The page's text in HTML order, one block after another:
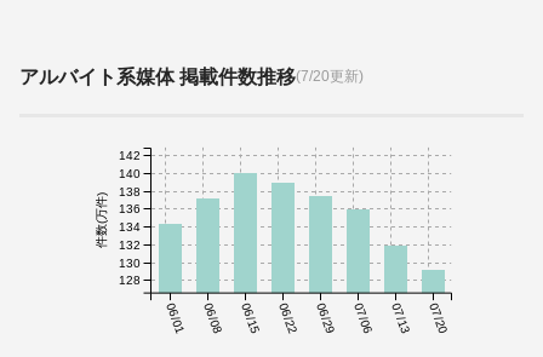
アルバイト系媒体 掲載件数推移(7/20更新)
06/01 06/08 06/15 06/22 06/29 07/06 07/13 07/20
件数(万件)
128
130
132
134
136
138
140
142